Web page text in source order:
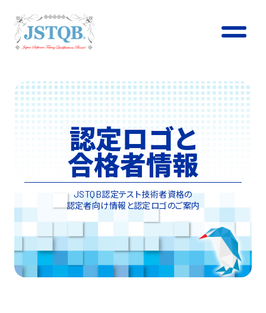
認定ロゴと
合格者情報
JSTQB認定テスト技術者資格の
認定者向け情報と認定ロゴのご案内